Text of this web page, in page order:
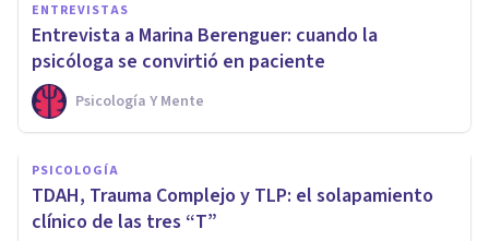
ENTREVISTAS
Entrevista a Marina Berenguer: cuando la
psicóloga se convirtió en paciente
Psicología Y Mente
PSICOLOGÍA
TDAH, Trauma Complejo y TLP: el solapamiento
clínico de las tres “T”